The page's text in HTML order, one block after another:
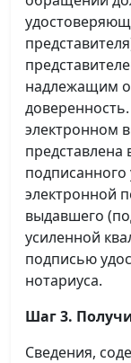
надлежащим
электронном
представлена
электронной
выдавшего
усиленной
подписью
нотариуса.
Шаг 3.
Сведения,